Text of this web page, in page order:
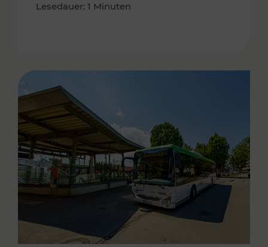
Lesedauer: 1 Minuten